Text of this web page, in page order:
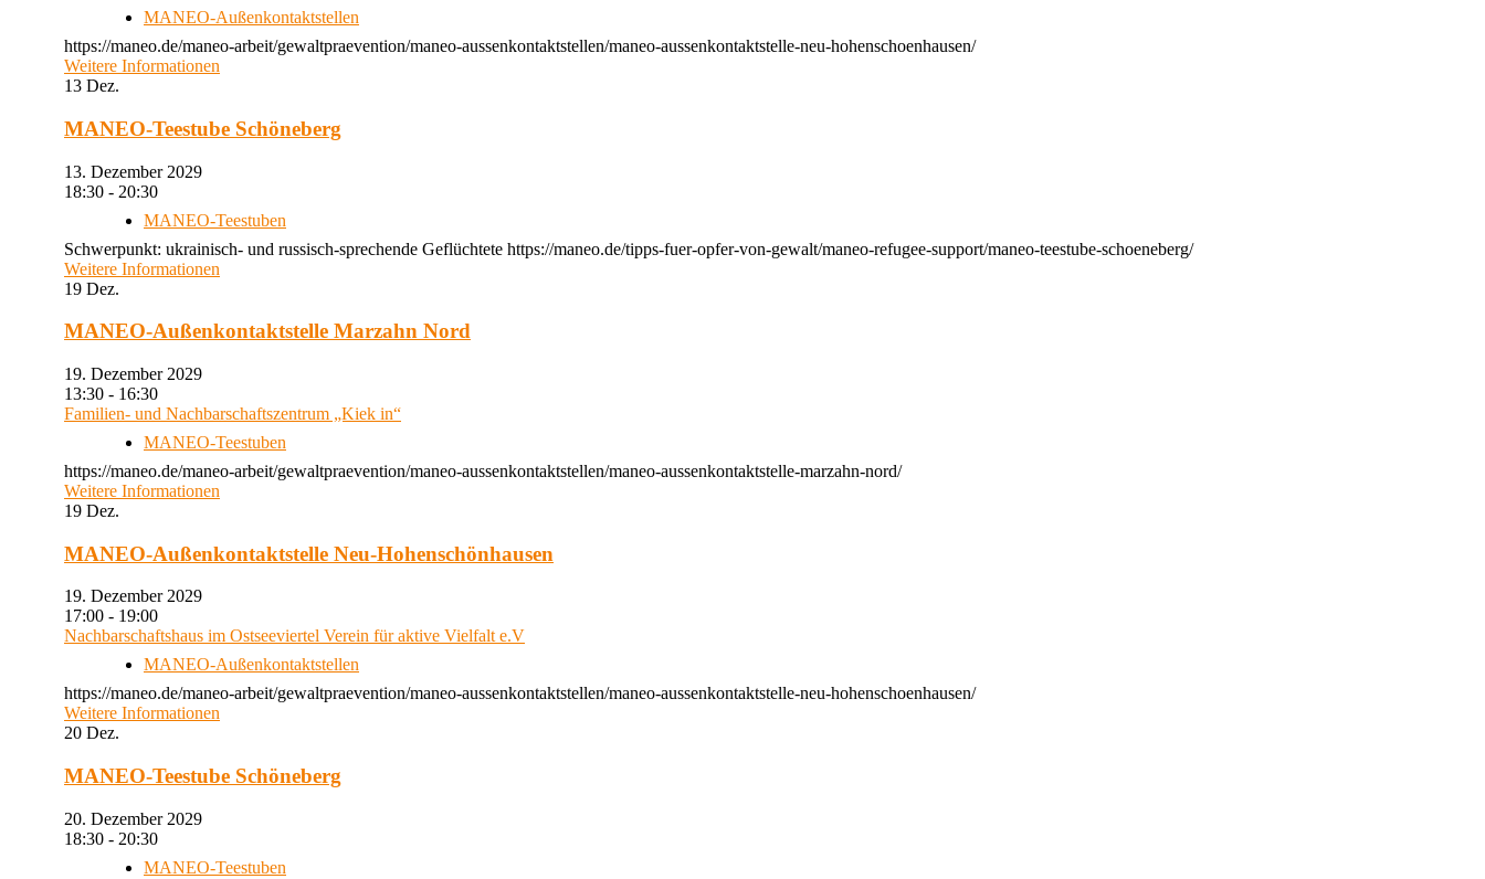
MANEO-Außenkontaktstellen
https://maneo.de/maneo-arbeit/gewaltpraevention/maneo-aussenkontaktstellen/maneo-aussenkontaktstelle-neu-hohenschoenhausen/
Weitere Informationen
13 Dez.
MANEO-Teestube Schöneberg
13. Dezember 2029
18:30 - 20:30
MANEO-Teestuben
Schwerpunkt: ukrainisch- und russisch-sprechende Geflüchtete https://maneo.de/tipps-fuer-opfer-von-gewalt/maneo-refugee-support/maneo-teestube-schoeneberg/
Weitere Informationen
19 Dez.
MANEO-Außenkontaktstelle Marzahn Nord
19. Dezember 2029
13:30 - 16:30
Familien- und Nachbarschaftszentrum „Kiek in“
MANEO-Teestuben
https://maneo.de/maneo-arbeit/gewaltpraevention/maneo-aussenkontaktstellen/maneo-aussenkontaktstelle-marzahn-nord/
Weitere Informationen
19 Dez.
MANEO-Außenkontaktstelle Neu-Hohenschönhausen
19. Dezember 2029
17:00 - 19:00
Nachbarschaftshaus im Ostseeviertel Verein für aktive Vielfalt e.V
MANEO-Außenkontaktstellen
https://maneo.de/maneo-arbeit/gewaltpraevention/maneo-aussenkontaktstellen/maneo-aussenkontaktstelle-neu-hohenschoenhausen/
Weitere Informationen
20 Dez.
MANEO-Teestube Schöneberg
20. Dezember 2029
18:30 - 20:30
MANEO-Teestuben